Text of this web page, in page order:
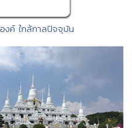
งค์ ใกล้กาลปัจจุบัน